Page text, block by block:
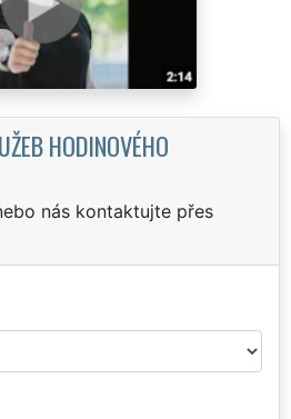
HODINOVÉHO
nás kontaktujte přes